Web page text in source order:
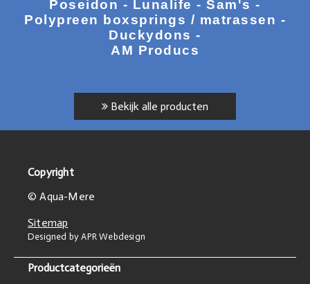
Poseidon - Lunalife - Sam's -
Polypreen boxsprings / matrassen -
Duckydons -
AM Producs
Bekijk alle producten
Copyright
© Aqua-Mere
Sitemap
Designed by APR Webdesign
Productcategorieën